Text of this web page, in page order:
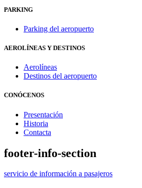
PARKING
Parking del aeropuerto
AEROLÍNEAS Y DESTINOS
Aerolíneas
Destinos del aeropuerto
CONÓCENOS
Presentación
Historia
Contacta
footer-info-section
servicio de información a pasajeros